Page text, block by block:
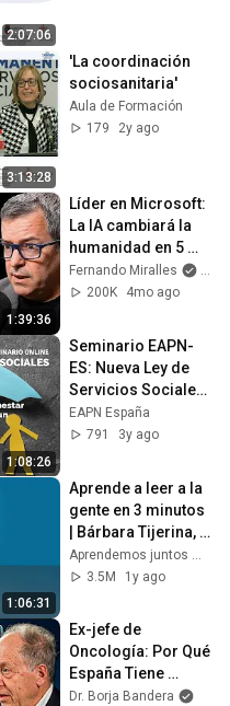
2:07:06
3:13:28
'La coordinación
sociosanitaria'
Aula de Formación
179
2y ago
1:39:36
Líder en Microsoft:
La IA cambiará la
humanidad en 5
años (David
Hurtado)
Fernando Miralles
200K
4mo ago
1:08:26
Seminario EAPN-
ES: Nueva Ley de
Servicios Sociales.
Ponencia Joseba
Zalakain
EAPN España
791
3y ago
1:06:31
Aprende a leer a la
gente en 3 minutos
| Bárbara Tijerina,
experta en
comunicación no
3.5M
1y ago
Ex-jefe de
Oncología: Por Qué
España Tiene
Tantos Casos de
Dr. Borja Bandera